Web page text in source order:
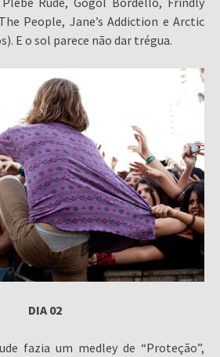
People, Jane’s Addiction e Arctic
E o sol parece não dar trégua.
DIA 02
fazia um medley de “Proteção”,